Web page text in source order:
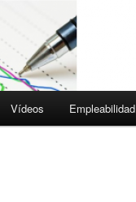
Vídeos Empleabilidad